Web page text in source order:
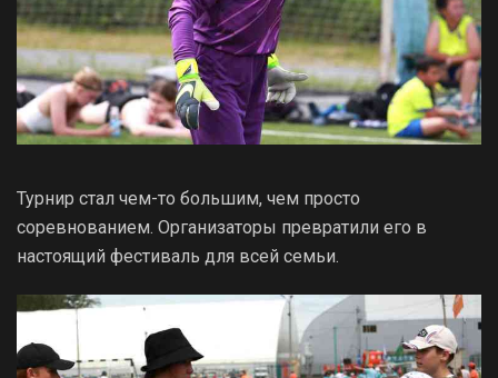
Турнир стал чем-то большим, чем просто
соревнованием. Организаторы превратили его в
настоящий фестиваль для всей семьи.